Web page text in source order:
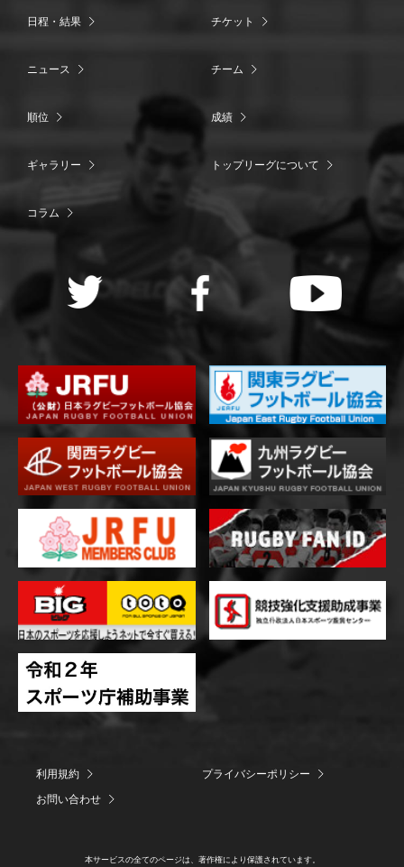
日程・結果 チケット
ニュース チーム
順位 成績
ギャラリー トップリーグについて
コラム
利用規約
プライバシーポリシー
お問い合わせ
本サービスの全てのページは、著作権により保護されています。